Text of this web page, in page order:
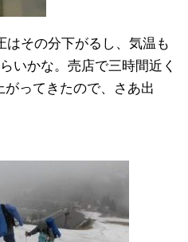
はその分下がるし、気温も
いかな。売店で三時間近く
ってきたので、さあ出